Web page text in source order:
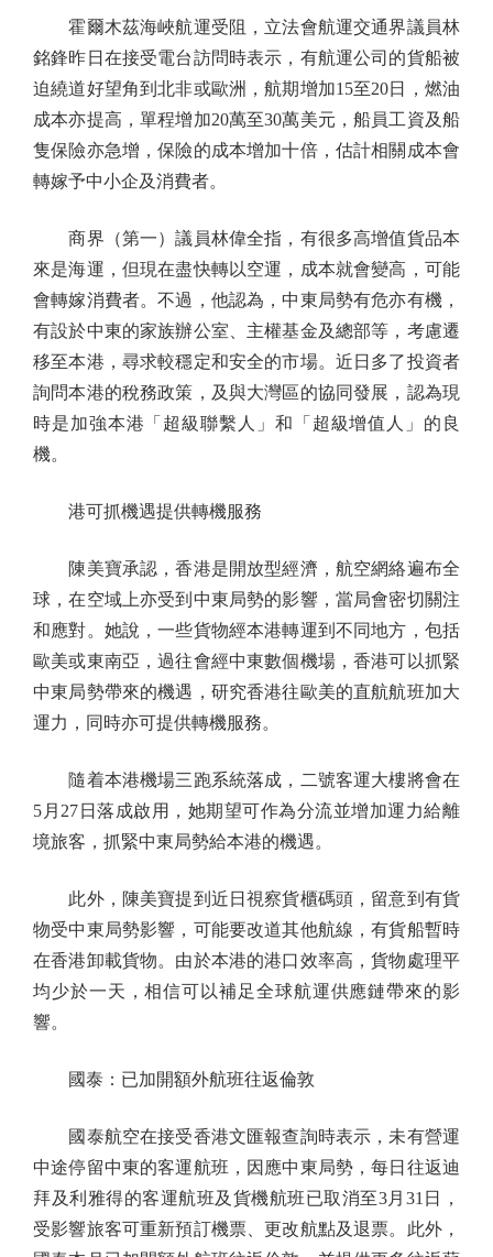
霍爾木茲海峽航運受阻，立法會航運交通界議員林
銘鋒昨日在接受電台訪問時表示，有航運公司的貨船被
迫繞道好望角到北非或歐洲，航期增加15至20日，燃油
成本亦提高，單程增加20萬至30萬美元，船員工資及船
隻保險亦急增，保險的成本增加十倍，估計相關成本會
轉嫁予中小企及消費者。
商界（第一）議員林偉全指，有很多高增值貨品本
來是海運，但現在盡快轉以空運，成本就會變高，可能
會轉嫁消費者。不過，他認為，中東局勢有危亦有機，
有設於中東的家族辦公室、主權基金及總部等，考慮遷
移至本港，尋求較穩定和安全的市場。近日多了投資者
詢問本港的稅務政策，及與大灣區的協同發展，認為現
時是加強本港「超級聯繫人」和「超級增值人」的良
機。
港可抓機遇提供轉機服務
陳美寶承認，香港是開放型經濟，航空網絡遍布全
球，在空域上亦受到中東局勢的影響，當局會密切關注
和應對。她說，一些貨物經本港轉運到不同地方，包括
歐美或東南亞，過往會經中東數個機場，香港可以抓緊
中東局勢帶來的機遇，研究香港往歐美的直航航班加大
運力，同時亦可提供轉機服務。
隨着本港機場三跑系統落成，二號客運大樓將會在
5月27日落成啟用，她期望可作為分流並增加運力給離
境旅客，抓緊中東局勢給本港的機遇。
此外，陳美寶提到近日視察貨櫃碼頭，留意到有貨
物受中東局勢影響，可能要改道其他航線，有貨船暫時
在香港卸載貨物。由於本港的港口效率高，貨物處理平
均少於一天，相信可以補足全球航運供應鏈帶來的影
響。
國泰：已加開額外航班往返倫敦
國泰航空在接受香港文匯報查詢時表示，未有營運
中途停留中東的客運航班，因應中東局勢，每日往返迪
拜及利雅得的客運航班及貨機航班已取消至3月31日，
受影響旅客可重新預訂機票、更改航點及退票。此外，